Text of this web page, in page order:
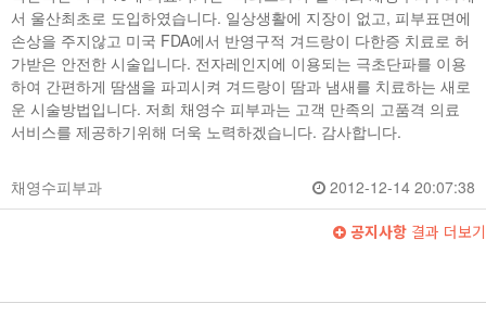
서 울산최초로 도입하였습니다. 일상생활에 지장이 없고, 피부표면에
손상을 주지않고 미국 FDA에서 반영구적 겨드랑이 다한증 치료로 허
가받은 안전한 시술입니다. 전자레인지에 이용되는 극초단파를 이용
하여 간편하게 땀샘을 파괴시켜 겨드랑이 땀과 냄새를 치료하는 새로
운 시술방법입니다. 저희 채영수 피부과는 고객 만족의 고품격 의료
서비스를 제공하기위해 더욱 노력하겠습니다. 감사합니다.
채영수피부과 2012-12-14 20:07:38
공지사항 결과 더보기